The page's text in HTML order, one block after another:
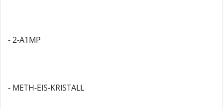
- 2-A1MP
- METH-EIS-KRISTALL